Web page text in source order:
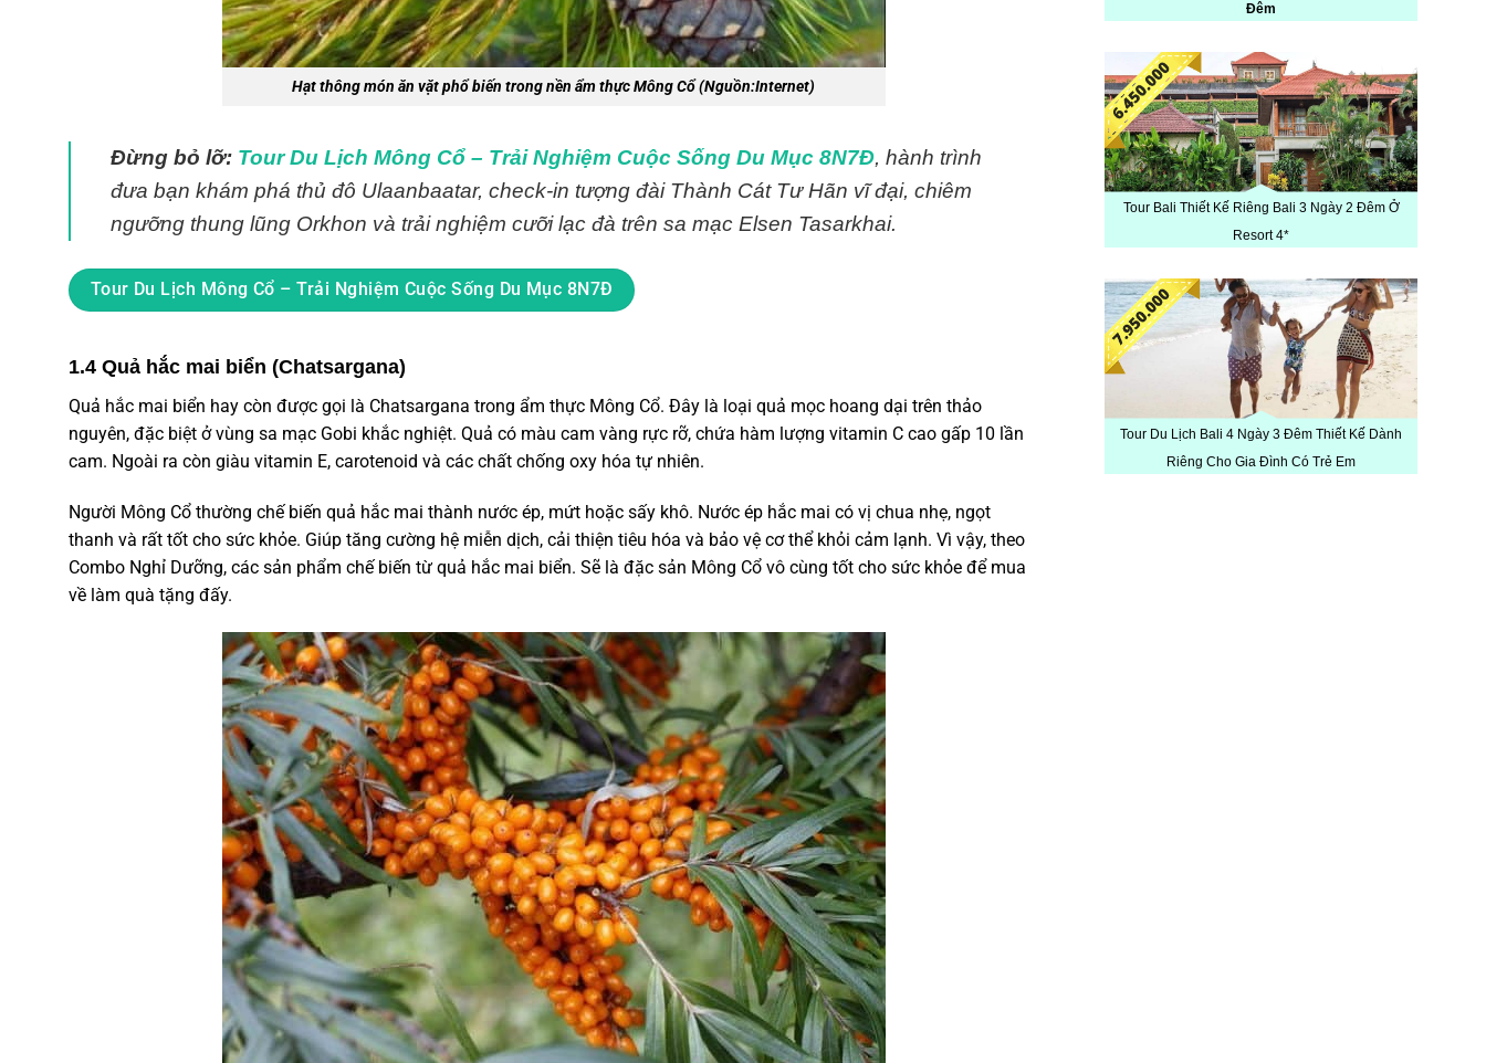
Hạt thông món ăn vặt phổ biến trong nền ẩm thực Mông Cổ(Nguồn:Internet)
Đừng bỏ lỡ: Tour Du Lịch Mông Cổ – Trải Nghiệm Cuộc Sống Du Mục 8N7Đ, hành trình
đưa bạn khám phá thủ đô Ulaanbaatar, check-in tượng đài Thành Cát Tư Hãn vĩ đại, chiêm
ngưỡng thung lũng Orkhon và trải nghiệm cưỡi lạc đà trên sa mạc Elsen Tasarkhai.
Tour Du Lịch Mông Cổ – Trải Nghiệm Cuộc Sống Du Mục 8N7Đ
1.4 Quả hắc mai biển (Chatsargana)
Quả hắc mai biển hay còn được gọi là Chatsargana trong ẩm thực Mông Cổ. Đây là loại quả mọc hoang dại trên thảo
nguyên, đặc biệt ở vùng sa mạc Gobi khắc nghiệt. Quả có màu cam vàng rực rỡ, chứa hàm lượng vitamin C cao gấp 10 lần
cam. Ngoài ra còn giàu vitamin E, carotenoid và các chất chống oxy hóa tự nhiên.
Người Mông Cổ thường chế biến quả hắc mai thành nước ép, mứt hoặc sấy khô. Nước ép hắc mai có vị chua nhẹ, ngọt
thanh và rất tốt cho sức khỏe. Giúp tăng cường hệ miễn dịch, cải thiện tiêu hóa và bảo vệ cơ thể khỏi cảm lạnh. Vì vậy, theo
Combo Nghỉ Dưỡng, các sản phẩm chế biến từ quả hắc mai biển. Sẽ là đặc sản Mông Cổ vô cùng tốt cho sức khỏe để mua
về làm quà tặng đấy.
Đêm
Tour Bali Thiết Kế Riêng Bali 3 Ngày 2 Đêm Ở
Resort 4*
Tour Du Lịch Bali 4 Ngày 3 Đêm Thiết Kế Dành
Riêng Cho Gia Đình Có Trẻ Em